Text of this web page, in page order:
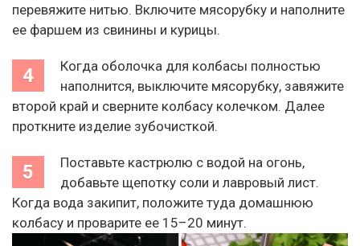
перевяжите нитью. Включите мясорубку и наполните
ее фаршем из свинины и курицы.
Когда оболочка для колбасы полностью
наполнится, выключите мясорубку, завяжите
второй край и сверните колбасу колечком. Далее
проткните изделие зубочисткой.
Поставьте кастрюлю с водой на огонь,
добавьте щепотку соли и лавровый лист.
Когда вода закипит, положите туда домашнюю
колбасу и проварите ее 15–20 минут.